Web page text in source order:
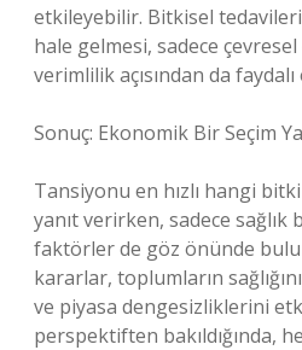
etkileyebilir. Bitkisel
hale gelmesi, sadece
verimlilik açısından da
Sonuç: Ekonomik Bir Seçim
Tansiyonu en hızlı hangi
yanıt verirken, sadece
faktörler de göz önünde
kararlar, toplumların
ve piyasa dengesizliklerini
perspektiften bakıldığında,